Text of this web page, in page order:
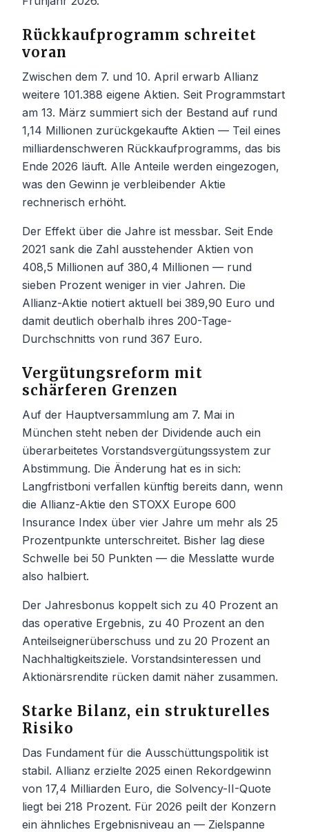
Rückkaufprogramm schreitet
voran
Zwischen dem 7. und 10. April erwarb Allianz
weitere 101.388 eigene Aktien. Seit Programmstart
am 13. März summiert sich der Bestand auf rund
1,14 Millionen zurückgekaufte Aktien — Teil eines
milliardenschweren Rückkaufprogramms, das bis
Ende 2026 läuft. Alle Anteile werden eingezogen,
was den Gewinn je verbleibender Aktie
rechnerisch erhöht.
Der Effekt über die Jahre ist messbar. Seit Ende
2021 sank die Zahl ausstehender Aktien von
408,5 Millionen auf 380,4 Millionen — rund
sieben Prozent weniger in vier Jahren. Die
Allianz-Aktie notiert aktuell bei 389,90 Euro und
damit deutlich oberhalb ihres 200-Tage-
Durchschnitts von rund 367 Euro.
Vergütungsreform mit
schärferen Grenzen
Auf der Hauptversammlung am 7. Mai in
München steht neben der Dividende auch ein
überarbeitetes Vorstandsvergütungssystem zur
Abstimmung. Die Änderung hat es in sich:
Langfristboni verfallen künftig bereits dann, wenn
die Allianz-Aktie den STOXX Europe 600
Insurance Index über vier Jahre um mehr als 25
Prozentpunkte unterschreitet. Bisher lag diese
Schwelle bei 50 Punkten — die Messlatte wurde
also halbiert.
Der Jahresbonus koppelt sich zu 40 Prozent an
das operative Ergebnis, zu 40 Prozent an den
Anteilseignerüberschuss und zu 20 Prozent an
Nachhaltigkeitsziele. Vorstandsinteressen und
Aktionärsrendite rücken damit näher zusammen.
Starke Bilanz, ein strukturelles
Risiko
Das Fundament für die Ausschüttungspolitik ist
stabil. Allianz erzielte 2025 einen Rekordgewinn
von 17,4 Milliarden Euro, die Solvency-II-Quote
liegt bei 218 Prozent. Für 2026 peilt der Konzern
ein ähnliches Ergebnisniveau an — Zielspanne